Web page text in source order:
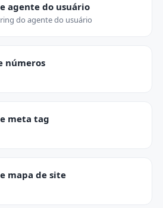
agente do usuário
do agente do usuário
números
meta tag
mapa de site